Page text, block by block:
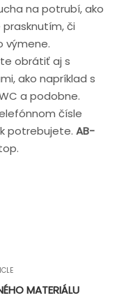
na potrubí, ako
či
výmene.
obrátiť aj s
ako napríklad s
a podobne.
čísle
potrebujete. AB-
MATERIÁLU